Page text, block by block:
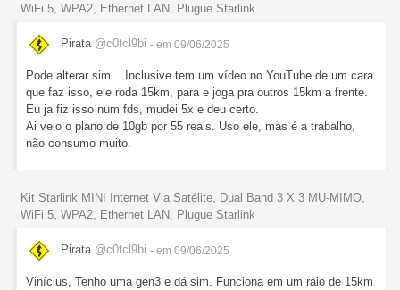
WiFi 5, WPA2, Ethernet LAN, Plugue Starlink
Pirata @c0tcl9bi - em 09/06/2025
Pode alterar sim... Inclusive tem um vídeo no YouTube de um cara
que faz isso, ele roda 15km, para e joga pra outros 15km a frente.
Eu ja fiz isso num fds, mudei 5x e deu certo.
Ai veio o plano de 10gb por 55 reais. Uso ele, mas é a trabalho,
não consumo muito.
Kit Starlink MINI Internet Via Satélite, Dual Band 3 X 3 MU-MIMO,
WiFi 5, WPA2, Ethernet LAN, Plugue Starlink
Pirata @c0tcl9bi - em 09/06/2025
Vinícius, Tenho uma gen3 e dá sim. Funciona em um raio de 15km